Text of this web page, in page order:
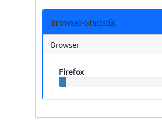
Browser-Statistik
Browser
Firefox